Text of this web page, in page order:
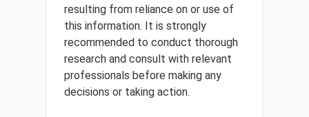
resulting from reliance on or use of
this information. It is strongly
recommended to conduct thorough
research and consult with relevant
professionals before making any
decisions or taking action.